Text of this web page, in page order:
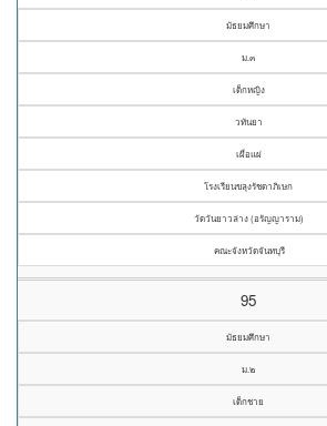
มัธยมศึกษา
ม.๓
เด็กหญิง
วทันยา
เผื่อแผ่
โรงเรียนขลุงรัชดาภิเษก
วัดวันยาวล่าง (อรัญญาราม)
คณะจังหวัดจันทบุรี
95
มัธยมศึกษา
ม.๒
เด็กชาย